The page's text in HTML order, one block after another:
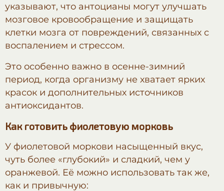
указывают, что антоцианы могут улучшать
мозговое кровообращение и защищать
клетки мозга от повреждений, связанных с
воспалением и стрессом.
Это особенно важно в осенне-зимний
период, когда организму не хватает ярких
красок и дополнительных источников
антиоксидантов.
Как готовить фиолетовую морковь
У фиолетовой моркови насыщенный вкус,
чуть более «глубокий» и сладкий, чем у
оранжевой. Её можно использовать так же,
как и привычную: